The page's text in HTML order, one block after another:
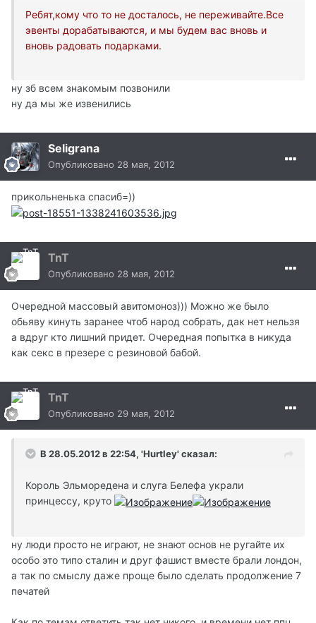
Ребят,кому что то не досталось, не переживайте.Все
эвенты дорабатываются, и мы будем вас вновь и
вновь радовать подарками.
ну зб всем знакомым позвонили
ну да мы же извенились
Seligrana
Опубликовано 28 мая, 2012
прикольненька спасиб=))
TnT
Опубликовано 28 мая, 2012
Очередной массовый авитомоноз))) Можно же было
обьяву кинуть заранее чтоб народ собрать, дак нет нельзя
а вдруг кто лишний придет. Очередная попытка в никуда
как секс в презере с резиновой бабой.
TnT
Опубликовано 29 мая, 2012
В 28.05.2012 в 22:54, 'Hurtley' сказал:
Король Эльморедена и слуга Белефа украли
принцессу, круто
ну люди просто не играют, не знают основ не ругайте их
особо это типо сталин и друг фашист вместе брали лондон,
а так по смыслу даже проще было сделать продолжение 7
печатей